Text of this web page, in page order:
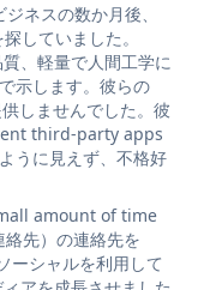
ネスの数か月後、
していました。
、軽量で人間工学に
示します。彼らの
しませんでした。彼
third-party apps
うに見えず、不格好
amount of time
先）の連絡先を
シャルを利用して